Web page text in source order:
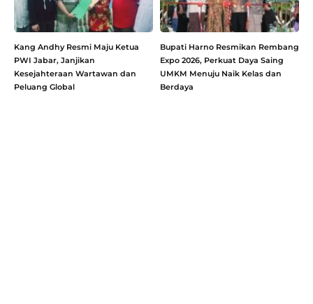
Kang Andhy Resmi Maju Ketua
PWI Jabar, Janjikan
Kesejahteraan Wartawan dan
Peluang Global
Bupati Harno Resmikan Rembang
Expo 2026, Perkuat Daya Saing
UMKM Menuju Naik Kelas dan
Berdaya